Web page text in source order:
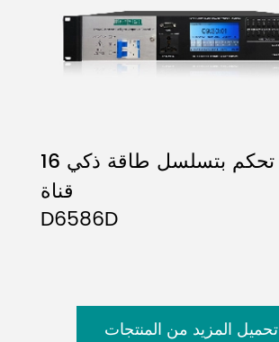
وحدة تحكم بتسلسل طاقة ذكي 16
قناة
D6586D
تحميل المزيد من المنتجات